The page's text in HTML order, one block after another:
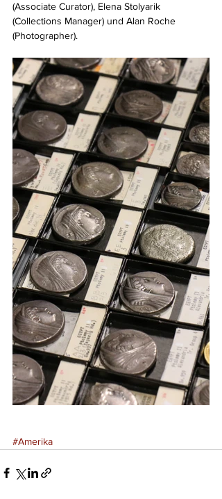
(Associate Curator), Elena Stolyarik
(Collections Manager) und Alan Roche
(Photographer).
#Amerika